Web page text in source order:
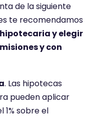
de la siguiente
te recomendamos
y elegir
y con
. Las hipotecas
pueden aplicar
1% sobre el